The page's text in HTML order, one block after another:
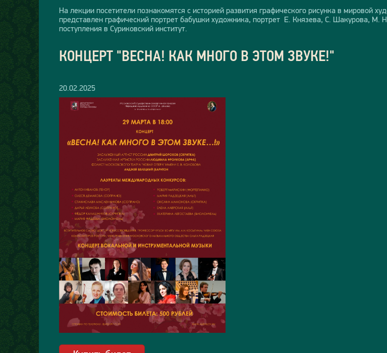
На лекции посетители познакомятся с историей развития графического рисунка в мировой
представлен графический портрет бабушки художника, портрет Е. Князева, С. Шакурова, М.
поступления в Суриковский институт.
КОНЦЕРТ "ВЕСНА! КАК МНОГО В ЭТОМ ЗВУКЕ!"
20.02.2025